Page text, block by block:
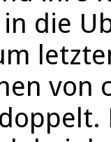
die
von